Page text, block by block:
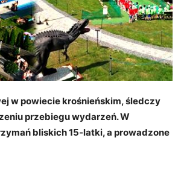
w powiecie krośnieńskim, śledczy
przebiegu wydarzeń. W
bliskich 15-latki, a prowadzone